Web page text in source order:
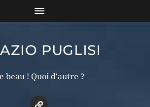
PUGLISI
beau ! Quoi d'autre ?